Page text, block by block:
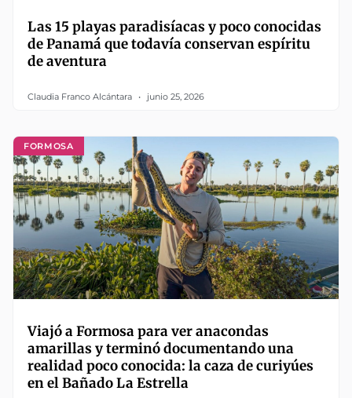
Las 15 playas paradisíacas y poco conocidas
de Panamá que todavía conservan espíritu
de aventura
Claudia Franco Alcántara junio 25, 2026
FORMOSA
Viajó a Formosa para ver anacondas
amarillas y terminó documentando una
realidad poco conocida: la caza de curiyúes
en el Bañado La Estrella